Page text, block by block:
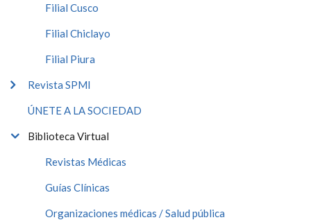
Filial Cusco
Filial Chiclayo
Filial Piura
Revista SPMI
ÚNETE A LA SOCIEDAD
Biblioteca Virtual
Revistas Médicas
Guías Clínicas
Organizaciones médicas / Salud pública